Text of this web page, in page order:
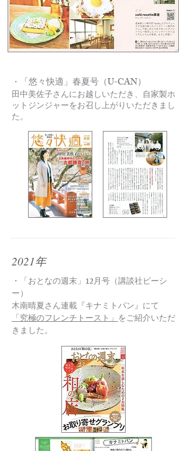
・ 「悠々快適」春夏号（U-CAN）
田中美佐子さんにお越しいただき、自家製ホ
ットジンジャーをお召し上がりいただきまし
た。
2021年
・「おとなの週末」12月号（講談社ビーシ
ー）
木南晴夏さん連載『キナミトパン』にて
「究極のフレンチトースト」をご紹介いただ
きました。